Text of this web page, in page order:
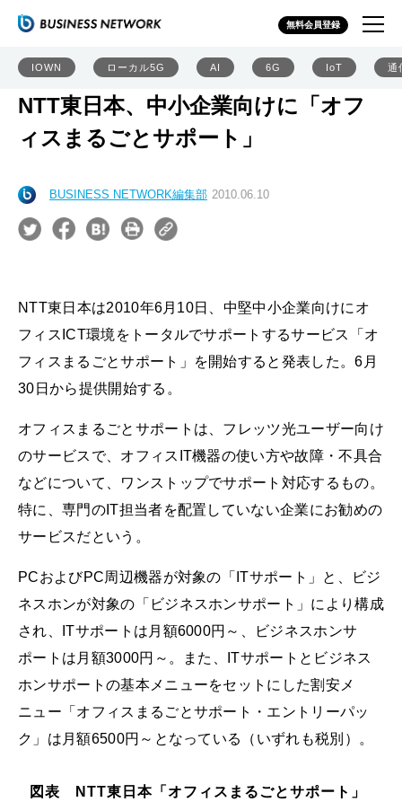
無料会員登録
IOWN ローカル5G AI 6G IoT 通
NTT東日本、中小企業向けに「オフ
ィスまるごとサポート」
BUSINESS NETWORK編集部 2010.06.10
NTT東日本は2010年6月10日、中堅中小企業向けにオ
フィスICT環境をトータルでサポートするサービス「オ
フィスまるごとサポート」を開始すると発表した。6月
30日から提供開始する。
オフィスまるごとサポートは、フレッツ光ユーザー向け
のサービスで、オフィスIT機器の使い方や故障・不具合
などについて、ワンストップでサポート対応するもの。
特に、専門のIT担当者を配置していない企業にお勧めの
サービスだという。
PCおよびPC周辺機器が対象の「ITサポート」と、ビジ
ネスホンが対象の「ビジネスホンサポート」により構成
され、ITサポートは月額6000円～、ビジネスホンサ
ポートは月額3000円～。また、ITサポートとビジネス
ホンサポートの基本メニューをセットにした割安メ
ニュー「オフィスまるごとサポート・エントリーパッ
ク」は月額6500円～となっている（いずれも税別）。
図表 NTT東日本「オフィスまるごとサポート」